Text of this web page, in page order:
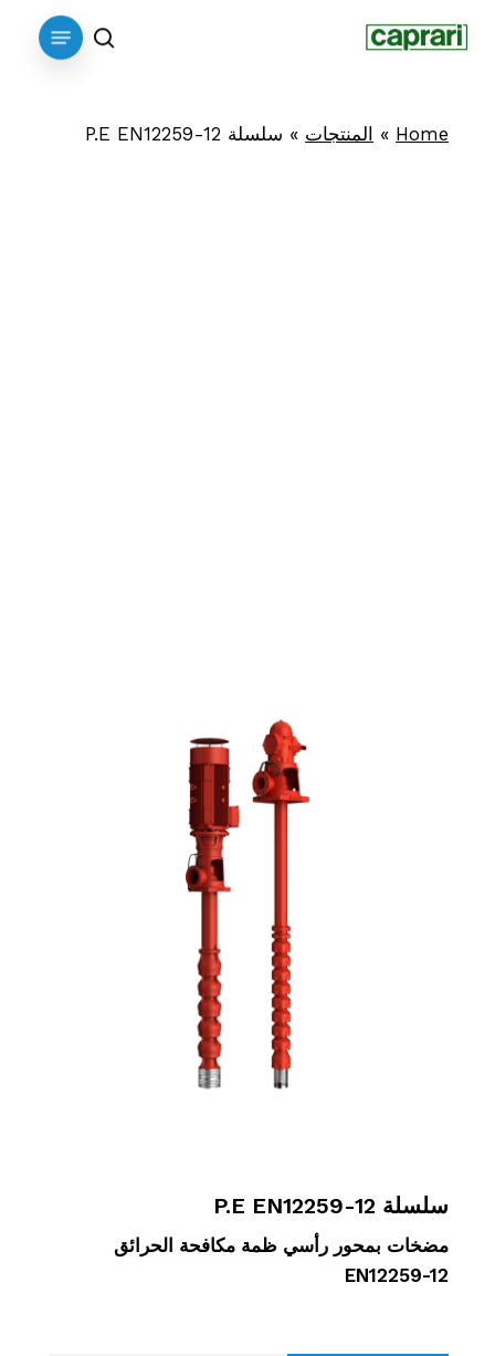
search
Menu
Home
» المنتجات » سلسلة P.E EN12259-12
سلسلة P.E EN12259-12
مضخات بمحور رأسي ظمة مكافحة الحرائق
EN12259-12